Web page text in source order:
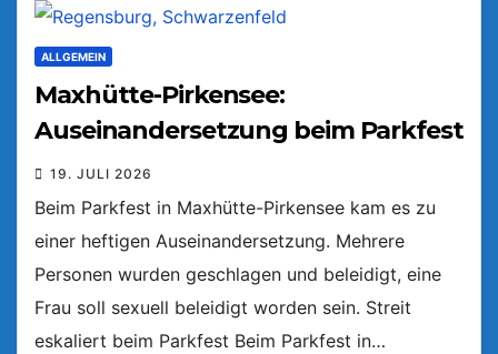
ALLGEMEIN
Maxhütte-Pirkensee:
Auseinandersetzung beim Parkfest
19. JULI 2026
Beim Parkfest in Maxhütte-Pirkensee kam es zu
einer heftigen Auseinandersetzung. Mehrere
Personen wurden geschlagen und beleidigt, eine
Frau soll sexuell beleidigt worden sein. Streit
eskaliert beim Parkfest Beim Parkfest in…